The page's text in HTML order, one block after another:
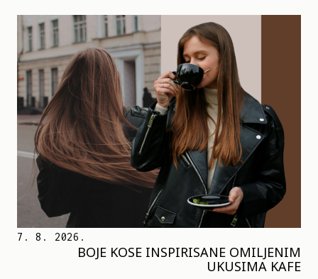
7. 8. 2026.
BOJE KOSE INSPIRISANE OMILJENIM
UKUSIMA KAFE